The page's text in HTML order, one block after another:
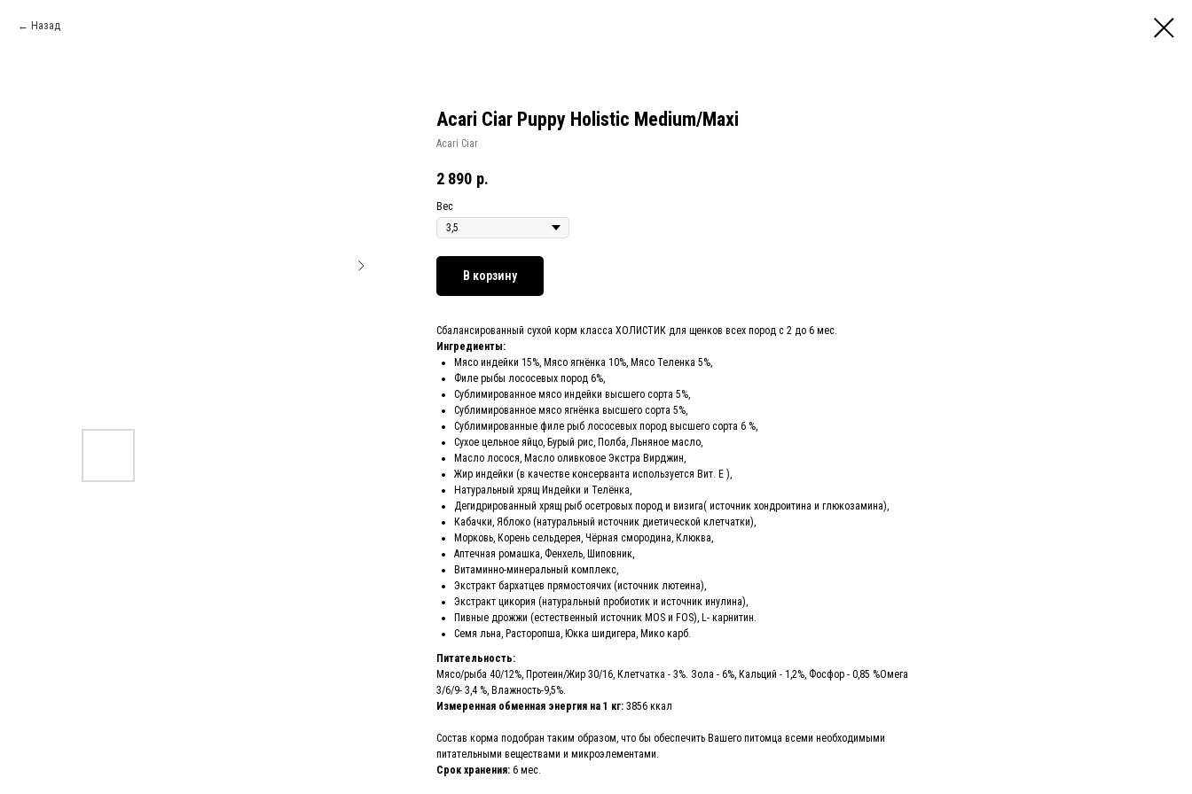
Назад
Acari Ciar Puppy Holistic Medium/Maxi
Acari Ciar
2 890 р.
Вес
В корзину
Сбалансированный сухой корм класса ХОЛИСТИК для щенков всех пород с 2 до 6 мес.
Ингредиенты:
Мясо индейки 15%, Мясо ягнёнка 10%, Мясо Теленка 5%,
Филе рыбы лососевых пород 6%,
Сублимированное мясо индейки высшего сорта 5%,
Сублимированное мясо ягнёнка высшего сорта 5%,
Сублимированные филе рыб лососевых пород высшего сорта 6 %,
Сухое цельное яйцо, Бурый рис, Полба, Льняное масло,
Масло лосося, Масло оливковое Экстра Вирджин,
Жир индейки (в качестве консерванта используется Вит. Е ),
Натуральный хрящ Индейки и Телёнка,
Дегидрированный хрящ рыб осетровых пород и визига( источник хондроитина и глюкозамина),
Кабачки, Яблоко (натуральный источник диетической клетчатки),
Морковь, Корень сельдерея, Чёрная смородина, Клюква,
Аптечная ромашка, Фенхель, Шиповник,
Витаминно-минеральный комплекс,
Экстракт бархатцев прямостоячих (источник лютеина),
Экстракт цикория (натуральный пробиотик и источник инулина),
Пивные дрожжи (естественный источник MOS и FOS), L- карнитин.
Семя льна, Расторопша, Юкка шидигера, Мико карб.
Питательность:
Мясо/рыба 40/12%, Протеин/Жир 30/16, Клетчатка - 3%. Зола - 6%, Кальций - 1,2%, Фосфор - 0,85 %Омега
3/6/9- 3,4 %, Влажность-9,5%.
Измеренная обменная энергия на 1 кг: 3856 ккал
Состав корма подобран таким образом, что бы обеспечить Вашего питомца всеми необходимыми
питательными веществами и микроэлементами.
Срок хранения: 6 мес.